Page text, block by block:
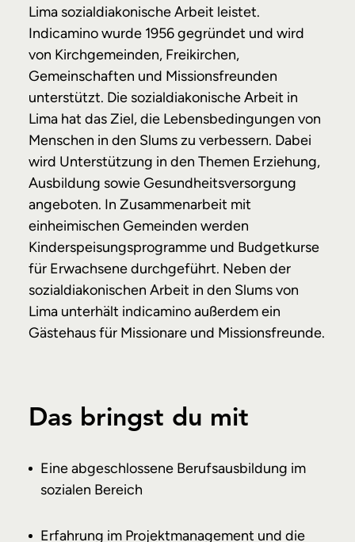
Lima sozialdiakonische Arbeit leistet.
Indicamino wurde 1956 gegründet und wird
von Kirchgemeinden, Freikirchen,
Gemeinschaften und Missionsfreunden
unterstützt. Die sozialdiakonische Arbeit in
Lima hat das Ziel, die Lebensbedingungen von
Menschen in den Slums zu verbessern. Dabei
wird Unterstützung in den Themen Erziehung,
Ausbildung sowie Gesundheitsversorgung
angeboten. In Zusammenarbeit mit
einheimischen Gemeinden werden
Kinderspeisungsprogramme und Budgetkurse
für Erwachsene durchgeführt. Neben der
sozialdiakonischen Arbeit in den Slums von
Lima unterhält indicamino außerdem ein
Gästehaus für Missionare und Missionsfreunde.
Das bringst du mit
Eine abgeschlossene Berufsausbildung im
sozialen Bereich
Erfahrung im Projektmanagement und die